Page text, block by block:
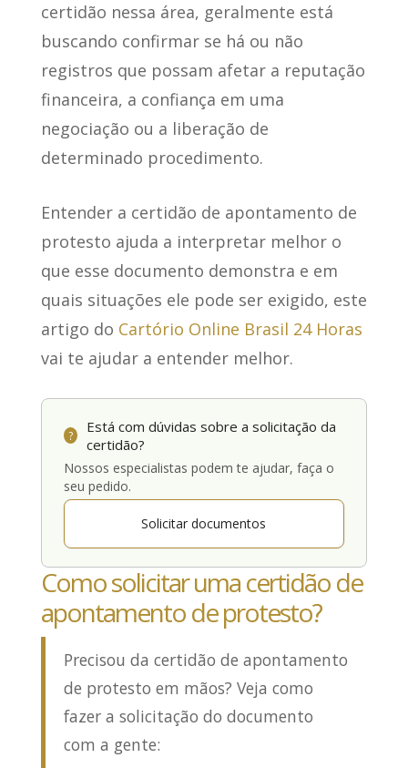
certidão nessa área, geralmente está
buscando confirmar se há ou não
registros que possam afetar a reputação
financeira, a confiança em uma
negociação ou a liberação de
determinado procedimento.
Entender a certidão de apontamento de
protesto ajuda a interpretar melhor o
que esse documento demonstra e em
quais situações ele pode ser exigido, este
artigo do Cartório Online Brasil 24 Horas
vai te ajudar a entender melhor.
?
Está com dúvidas sobre a solicitação da
certidão?
Nossos especialistas podem te ajudar, faça o
seu pedido.
Solicitar documentos
Como solicitar uma certidão de
apontamento de protesto?
Precisou da certidão de apontamento
de protesto em mãos? Veja como
fazer a solicitação do documento
com a gente: